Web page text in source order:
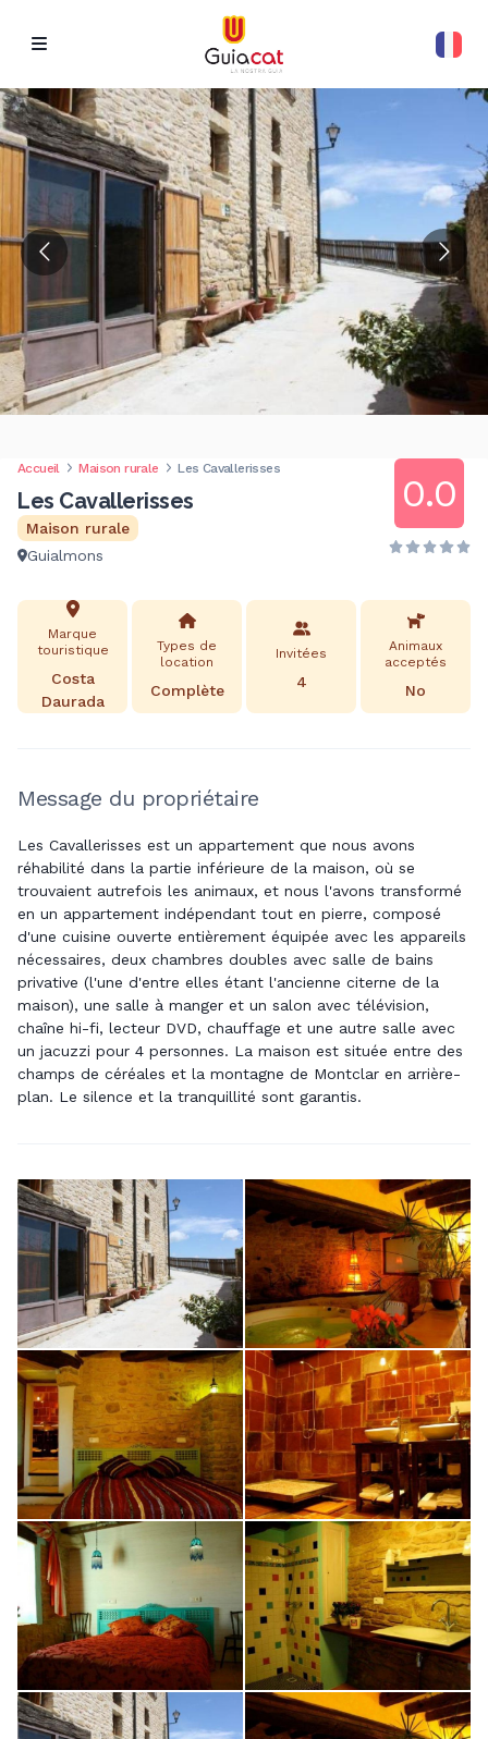
Accueil Maison rurale Les Cavallerisses
Les Cavallerisses
Maison rurale
Guialmons
0.0
Marque
touristique
Costa
Daurada
Types de
location
Complète
Invitées
4
Animaux
acceptés
No
Message du propriétaire
Les Cavallerisses est un appartement que nous avons
réhabilité dans la partie inférieure de la maison, où se
trouvaient autrefois les animaux, et nous l'avons transformé
en un appartement indépendant tout en pierre, composé
d'une cuisine ouverte entièrement équipée avec les appareils
nécessaires, deux chambres doubles avec salle de bains
privative (l'une d'entre elles étant l'ancienne citerne de la
maison), une salle à manger et un salon avec télévision,
chaîne hi-fi, lecteur DVD, chauffage et une autre salle avec
un jacuzzi pour 4 personnes. La maison est située entre des
champs de céréales et la montagne de Montclar en arrière-
plan. Le silence et la tranquillité sont garantis.